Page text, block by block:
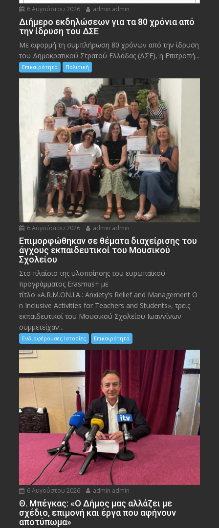
6 Αυγούστου 2026 admin admin
Διήμερο εκδηλώσεων για τα 80 χρόνια από
την ίδρυση του ΔΣΕ
Με αφορμή τη συμπλήρωση 80 χρόνων από την ίδρυση
του Δημοκρατικού Στρατού Ελλάδας (ΔΣΕ), η Επιτροπή...
Επικαιρότητα Πολιτική
6 Αυγούστου 2026 admin admin
Eπιμορφώθηκαν σε θέματα διαχείρισης του
άγχους εκπαιδευτικοί του Μουσικού
Σχολείου
Στο πλαίσιο της υλοποίησης του ευρωπαϊκού
προγράμματος Erasmus+ με
τίτλο «A.R.M.ON.I.A.: Anxiety’s Relief and Management O
n Inclusive Activities for Teachers and Students», τρεις
εκπαιδευτικοί του Μουσικού Σχολείου Ιωαννίνων
συμμετείχαν...
Ενδιαφέρουσες Ιστορίες Επικαιρότητα
6 Αυγούστου 2026 admin admin
Θ. Μπέγκας: «Ο Δήμος μας αλλάζει με
σχέδιο, επιμονή και έργα που αφήνουν
αποτύπωμα»